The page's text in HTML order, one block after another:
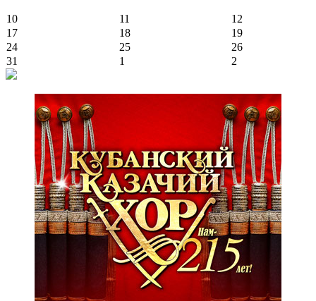
10 11
12
17
18
19
24
25
26
31
1 2